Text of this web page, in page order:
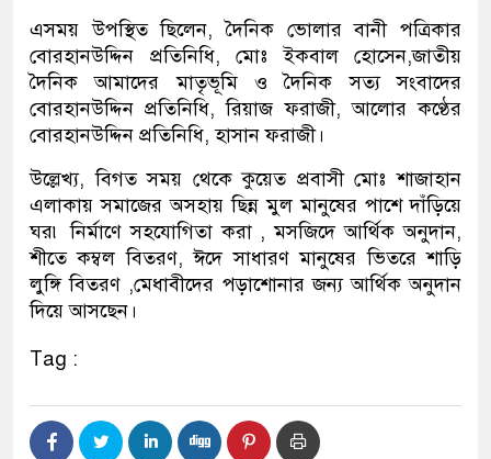
এসময় উপস্থিত ছিলেন, দৈনিক ভোলার বানী পত্রিকার
বোরহানউদ্দিন প্রতিনিধি, মোঃ ইকবাল হোসেন,জাতীয়
দৈনিক আমাদের মাতৃভূমি ও দৈনিক সত্য সংবাদের
বোরহানউদ্দিন প্রতিনিধি, রিয়াজ ফরাজী, আলোর কণ্ঠের
বোরহানউদ্দিন প্রতিনিধি, হাসান ফরাজী।
উল্লেখ্য, বিগত সময় থেকে কুয়েত প্রবাসী মোঃ শাজাহান
এলাকায় সমাজের অসহায় ছিন্ন মুল মানুষের পাশে দাঁড়িয়ে
ঘর৷ নির্মাণে সহযোগিতা করা , মসজিদে আর্থিক অনুদান,
শীতে কম্বল বিতরণ, ঈদে সাধারণ মানুষের ভিতরে শাড়ি
লুঙ্গি বিতরণ ,মেধাবীদের পড়াশোনার জন্য আর্থিক অনুদান
দিয়ে আসছেন।
Tag :